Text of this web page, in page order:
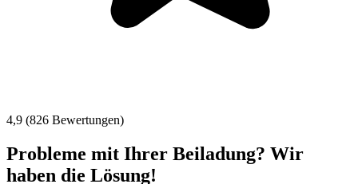
4,9 (826 Bewertungen)
Probleme mit Ihrer Beiladung? Wir
haben die Lösung!